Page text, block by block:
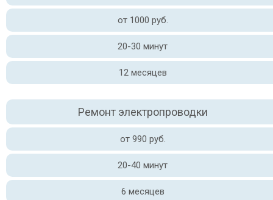
от 1000 руб.
20-30 минут
12 месяцев
Ремонт электропроводки
от 990 руб.
20-40 минут
6 месяцев